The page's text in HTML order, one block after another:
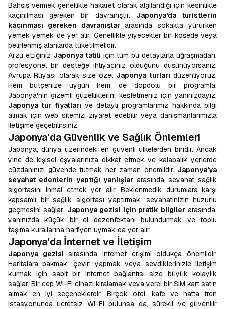
Bahşiş vermek genellikle hakaret olarak algılandığı için kesinlikle
kaçınılması gereken bir davranıştır. Japonya'da turistlerin
kaçınması gereken davranışlar arasında sokakta yürürken
yemek yemek de yer alır. Genellikle yiyecekler bir köşede veya
belirlenmiş alanlarda tüketilmelidir.
Arzu ettiğiniz Japonya tatili için tüm bu detaylarla uğraşmadan,
profesyonel bir desteğe ihtiyacınız olduğunu düşünüyorsanız,
Avrupa Rüyası olarak size özel Japonya turları düzenliyoruz.
Hem bütçenize uygun hem de dopdolu bir programla,
Japonya'nın gizemli güzelliklerini keşfetmeniz için yanınızdayız.
Japonya tur fiyatları ve detaylı programlarımız hakkında bilgi
almak için web sitemizi ziyaret edebilir veya danışmanlarımızla
iletişime geçebilirsiniz.
Japonya'da Güvenlik ve Sağlık Önlemleri
Japonya, dünya üzerindeki en güvenli ülkelerden biridir. Ancak
yine de kişisel eşyalarınıza dikkat etmek ve kalabalık yerlerde
cüzdanınızı güvende tutmak her zaman önemlidir. Japonya'ya
seyahat edenlerin yaptığı yanlışlar arasında seyahat sağlık
sigortasını ihmal etmek yer alır. Beklenmedik durumlara karşı
kapsamlı bir sağlık sigortası yaptırmak, seyahatinizin huzurlu
geçmesini sağlar. Japonya gezisi için pratik bilgiler arasında,
yanınızda küçük bir el dezenfektanı bulundurmak ve toplu
taşıma kurallarına harfiyen uymak da yer alır.
Japonya’da İnternet ve İletişim
Japonya gezisi sırasında internet erişimi oldukça önemlidir.
Haritalara bakmak, çeviri yapmak veya sevdiklerinizle iletişim
kurmak için sabit bir internet bağlantısı size büyük kolaylık
sağlar. Bir cep Wi-Fi cihazı kiralamak veya yerel bir SIM kart satın
almak en iyi seçeneklerdir. Birçok otel, kafe ve hatta tren
istasyonunda ücretsiz Wi-Fi bulunsa da, sürekli ve güvenilir